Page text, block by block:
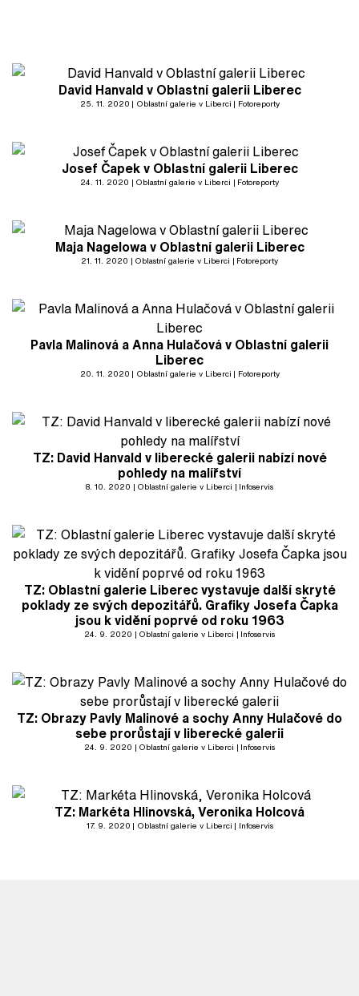
David Hanvald v Oblastní galerii Liberec
25. 11. 2020 Oblastní galerie v Liberci Fotoreporty
Josef Čapek v Oblastní galerii Liberec
24. 11. 2020 Oblastní galerie v Liberci Fotoreporty
Maja Nagelowa v Oblastní galerii Liberec
21. 11. 2020 Oblastní galerie v Liberci Fotoreporty
Pavla Malinová a Anna Hulačová v Oblastní galerii
Liberec
20. 11. 2020 Oblastní galerie v Liberci Fotoreporty
TZ: David Hanvald v liberecké galerii nabízí nové
pohledy na malířství
8. 10. 2020 Oblastní galerie v Liberci Infoservis
TZ: Oblastní galerie Liberec vystavuje další skryté
poklady ze svých depozitářů. Grafiky Josefa Čapka
jsou k vidění poprvé od roku 1963
24. 9. 2020 Oblastní galerie v Liberci Infoservis
TZ: Obrazy Pavly Malinové a sochy Anny Hulačové do
sebe prorůstají v liberecké galerii
24. 9. 2020 Oblastní galerie v Liberci Infoservis
TZ: Markéta Hlinovská, Veronika Holcová
17. 9. 2020 Oblastní galerie v Liberci Infoservis